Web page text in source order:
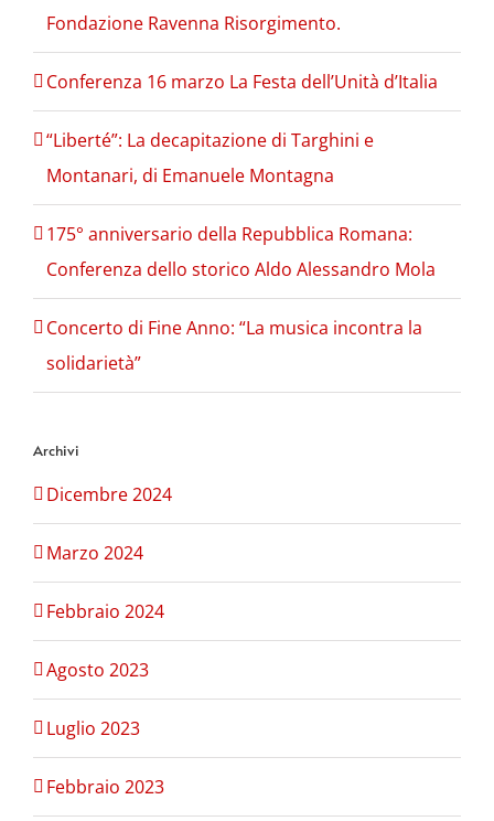
Fondazione Ravenna Risorgimento.
Conferenza 16 marzo La Festa dell’Unità d’Italia
“Liberté”: La decapitazione di Targhini e
Montanari, di Emanuele Montagna
175° anniversario della Repubblica Romana:
Conferenza dello storico Aldo Alessandro Mola
Concerto di Fine Anno: “La musica incontra la
solidarietà”
Archivi
Dicembre 2024
Marzo 2024
Febbraio 2024
Agosto 2023
Luglio 2023
Febbraio 2023